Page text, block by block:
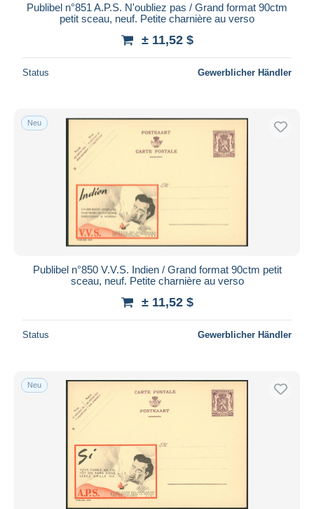
Publibel n°851 A.P.S. N'oubliez pas / Grand format 90ctm
petit sceau, neuf. Petite charnière au verso
± 11,52 $
Status Gewerblicher Händler
Neu
Publibel n°850 V.V.S. Indien / Grand format 90ctm petit
sceau, neuf. Petite charnière au verso
± 11,52 $
Status Gewerblicher Händler
Neu